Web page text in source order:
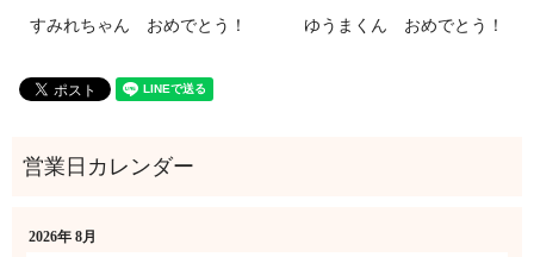
すみれちゃん おめでとう！ ゆうまくん おめでとう！
2026年 8月